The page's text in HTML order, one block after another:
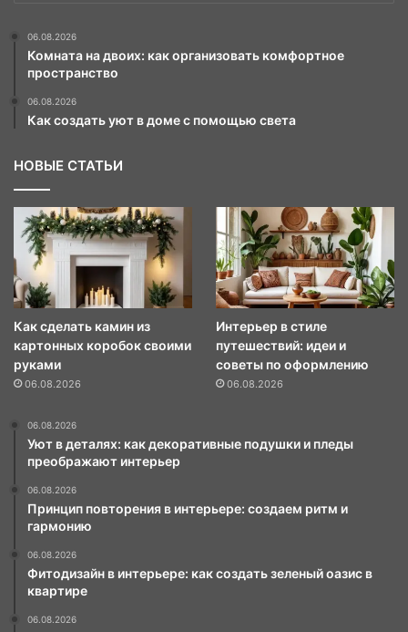
06.08.2026
Комната на двоих: как организовать комфортное
пространство
06.08.2026
Как создать уют в доме с помощью света
НОВЫЕ СТАТЬИ
Как сделать камин из
картонных коробок своими
руками
06.08.2026
Интерьер в стиле
путешествий: идеи и
советы по оформлению
06.08.2026
06.08.2026
Уют в деталях: как декоративные подушки и пледы
преображают интерьер
06.08.2026
Принцип повторения в интерьере: создаем ритм и
гармонию
06.08.2026
Фитодизайн в интерьере: как создать зеленый оазис в
квартире
06.08.2026